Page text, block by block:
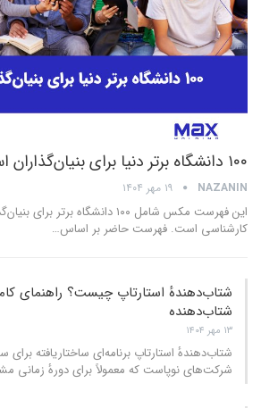
۱۰۰ دانشگاه برتر دنیا برای بنیان‌گذاران استارتاپ
NAZANIN ۱۹ مهر ۱۴۰۴
این فهرست مکس شامل ۱۰۰ دانشگاه
کارشناسی است. فهرست حاضر بر اساس…
شتاب‌دهندهٔ استارتاپ چیست؟ راهنمای
شتا‌ب‌دهنده
۱۳ مهر ۱۴۰۴
شتاب‌دهندهٔ استارتاپ برنامه‌ای ساختاریافته
شرکت‌های نوپاست که معمولاً برای دورهٔ زمانی